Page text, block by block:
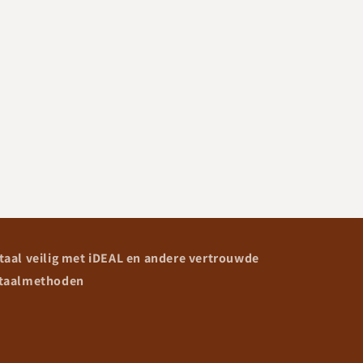
veilig met iDEAL en andere vertrouwde